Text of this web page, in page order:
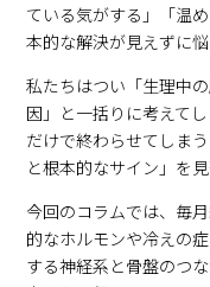
ている気がする」「温
本的な解決が見えずに
私たちはつい「生理中
因」と一括りに考えて
だけで終わらせてしま
と根本的なサイン」を
今回のコラムでは、毎
的なホルモンや冷えの
する神経系と骨盤のつ